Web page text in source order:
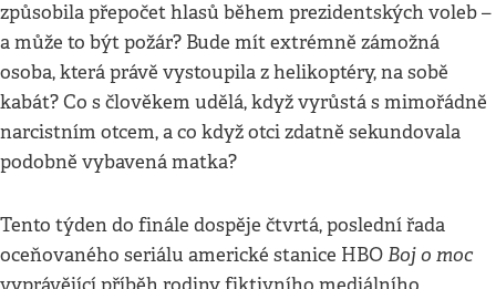
způsobila přepočet hlasů během prezidentských voleb –
a může to být požár? Bude mít extrémně zámožná
osoba, která právě vystoupila z helikoptéry, na sobě
kabát? Co s člověkem udělá, když vyrůstá s mimořádně
narcistním otcem, a co když otci zdatně sekundovala
podobně vybavená matka?
Tento týden do finále dospěje čtvrtá, poslední řada
oceňovaného seriálu americké stanice HBOBoj o moc